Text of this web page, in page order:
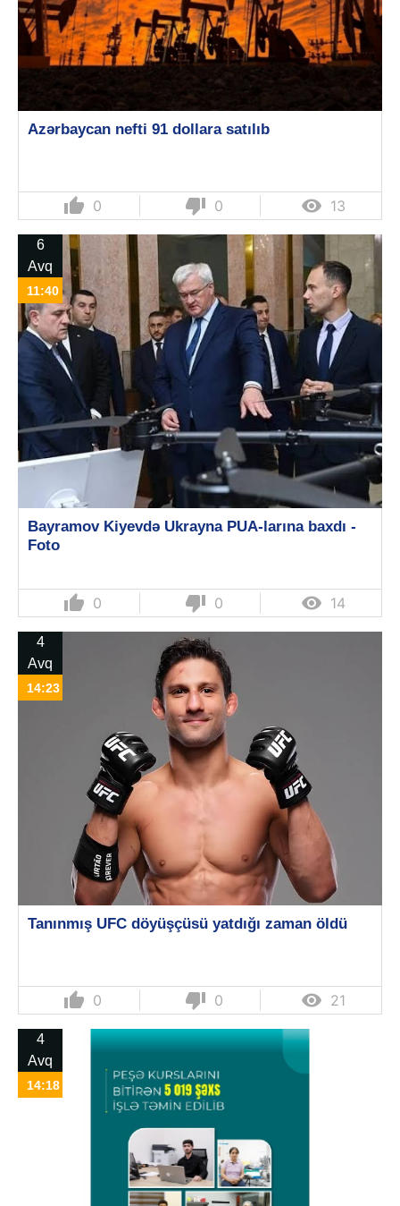
Azərbaycan nefti 91 dollara satılıb
thumb_up 0 thumb_down 0  13
6
Avq
11:40
Bayramov Kiyevdə Ukrayna PUA-larına baxdı -
Foto
thumb_up 0 thumb_down 0  14
4
Avq
14:23
Tanınmış UFC döyüşçüsü yatdığı zaman öldü
thumb_up 0 thumb_down 0  21
4
Avq
14:18